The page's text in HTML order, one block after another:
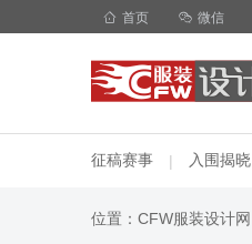
 首页  微信
征稿赛事 | 入围揭晓
位置： CFW服装设计网